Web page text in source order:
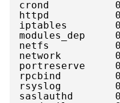
crond
httpd
iptables
modules_dep
netfs
network
portreserve
rpcbind
rsyslog
saslauthd